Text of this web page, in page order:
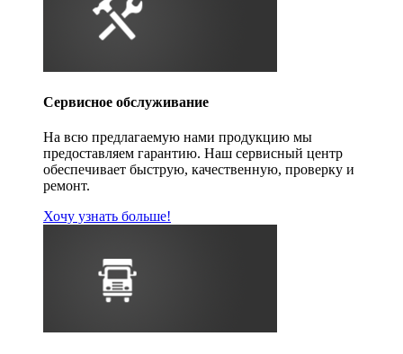
Сервисное обслуживание
На всю предлагаемую нами продукцию мы
предоставляем гарантию. Наш сервисный центр
обеспечивает быструю, качественную, проверку и
ремонт.
Хочу узнать больше!